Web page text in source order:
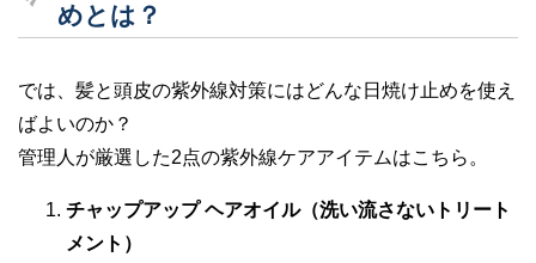
めとは？
では、髪と頭皮の紫外線対策にはどんな日焼け止めを使え
ばよいのか？
管理人が厳選した2点の紫外線ケアアイテムはこちら。
チャップアップ ヘアオイル（洗い流さないトリート
メント）